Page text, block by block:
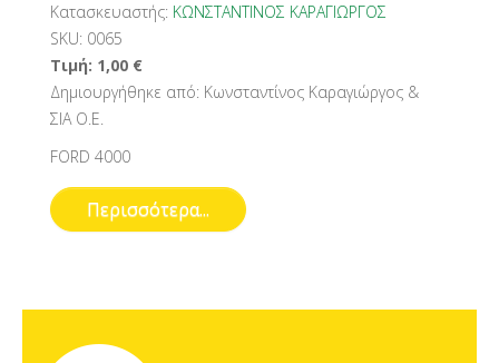
Κατασκευαστής: ΚΩΝΣΤΑΝΤΙΝΟΣ ΚΑΡΑΓΙΩΡΓΟΣ
SKU: 0065
Τιμή: 1,00 €
Δημιουργήθηκε από: Κωνσταντίνος Καραγιώργος &
ΣΙΑ Ο.Ε.
FORD 4000
Περισσότερα...